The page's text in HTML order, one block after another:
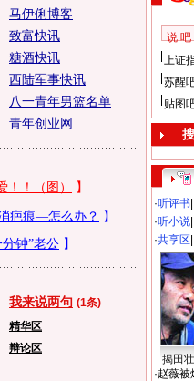
马伊俐博客
致富快讯
糖酒快讯
西陆军事快讯
八一青年男篮名单
青年创业网
我来说两句 (1条)
精华区
辩论区
说 吧
上证
苏醒
贴图
·听评书
·听小说
·共享区
揭田
·赵薇被